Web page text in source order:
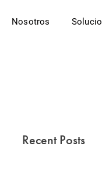
Nosotros
Recent Posts